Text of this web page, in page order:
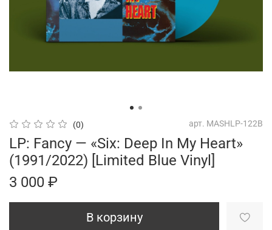
(0) арт. MASHLP-122B
LP: Fancy — «Six: Deep In My Heart»
(1991/2022) [Limited Blue Vinyl]
3 000 ₽
В корзину